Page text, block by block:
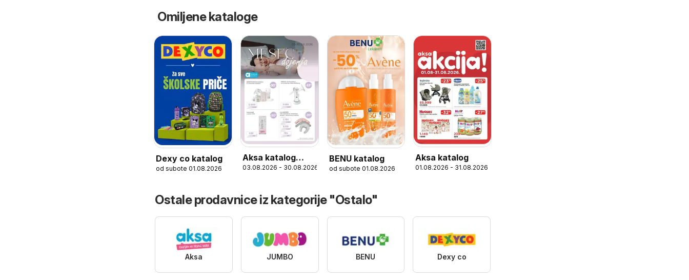
Omiljene kataloge
Dexy co katalog
od subote 01.08.2026
Aksa katalog
Mesec dojenja
03.08.2026 - 30.08.2026
BENU katalog
od subote 01.08.2026
Aksa katalog
01.08.2026 - 31.08.2026
Ostale prodavnice iz kategorije "Ostalo"
Aksa JUMBO BENU Dexy co